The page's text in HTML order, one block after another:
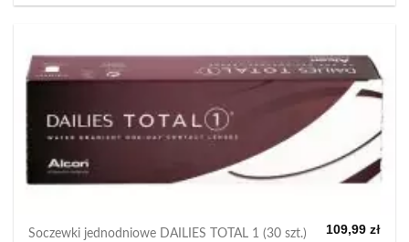
Soczewki jednodniowe DAILIES TOTAL 1 (30 szt.) 109,99 zł